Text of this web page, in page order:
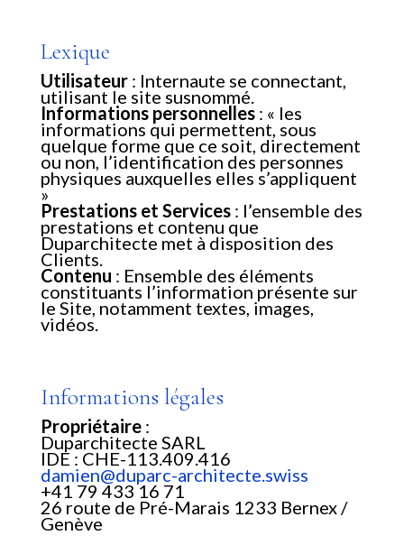
Lexique
Utilisateur: Internaute se connectant,
utilisant le site susnommé.
Informations personnelles: « les
informations qui permettent, sous
quelque forme que ce soit, directement
ou non, l’identification des personnes
physiques auxquelles elles s’appliquent
»
Prestations et Services: l’ensemble des
prestations et contenu que
Duparchitecte met à disposition des
Clients.
Contenu : Ensemble des éléments
constituants l’information présente sur
le Site, notamment textes, images,
vidéos.
Informations légales
Propriétaire:
Duparchitecte SARL
IDE : CHE-113.409.416
damien@duparc-architecte.swiss
+41 79 433 16 71
26 route de Pré-Marais 1233 Bernex /
Genève